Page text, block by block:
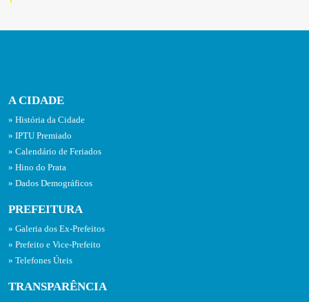
A CIDADE
História da Cidade
IPTU Premiado
Calendário de Feriados
Hino do Prata
Dados Demográficos
PREFEITURA
Galeria dos Ex-Prefeitos
Prefeito e Vice-Prefeito
Telefones Úteis
TRANSPARÊNCIA